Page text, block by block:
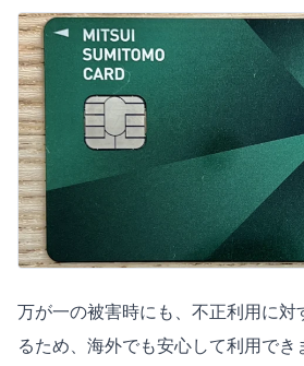
万が一の被害時にも、不正利用に対
るため、海外でも安心して利用でき